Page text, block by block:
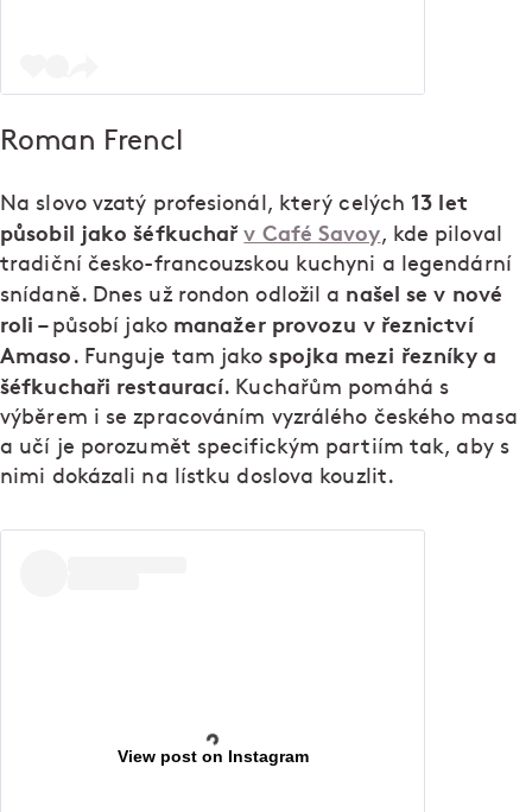
Roman Frencl
Na slovo vzatý profesionál, který celých 13 let
působil jako šéfkuchařv Café Savoy, kde piloval
tradiční česko-francouzskou kuchyni a legendární
snídaně. Dnes už rondon odložil a našel se v nové
roli – působí jako manažer provozu v řeznictví
Amaso . Funguje tam jakospojka mezi řezníky a
šéfkuchaři restaurací. Kuchařům pomáhá s
výběrem i se zpracováním vyzrálého českého masa
a učí je porozumět specifickým partiím tak, aby s
nimi dokázali na lístku doslova kouzlit.
View post on Instagram